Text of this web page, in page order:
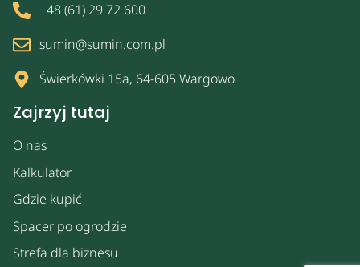
Zajrzyj tutaj
O nas
Kalkulator
Gdzie kupić
Spacer po ogrodzie
Strefa dla biznesu
+48 (61) 29 72 600
sumin@sumin.com.pl
Świerkówki 15a, 64-605 Wargowo